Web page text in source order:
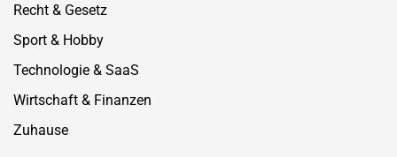
Recht & Gesetz
Sport & Hobby
Technologie & SaaS
Wirtschaft & Finanzen
Zuhause